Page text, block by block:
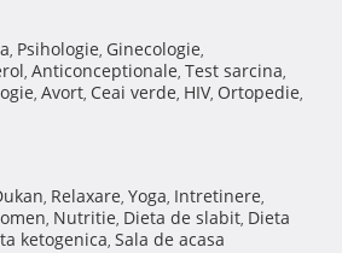
, Psihologie, Ginecologie,
, Anticonceptionale, Test sarcina,
, Avort, Ceai verde, HIV, Ortopedie,
, Relaxare, Yoga, Intretinere,
, Nutritie, Dieta de slabit, Dieta
ketogenica, Sala de acasa